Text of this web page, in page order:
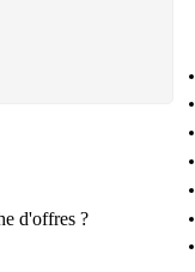
d'offres ?